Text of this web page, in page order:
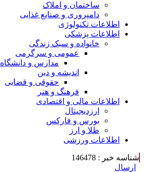
ساختمان و املاک
دامپروری و صنایع غذایی
اطلاعات تکنولوژی
اطلاعات پزشکی
خانواده و سبک زندگی
عمومی و سرگرمی
مدارس و دانشگاه
اندیشه و دین
حقوقی و قضایی
فرهنگ و هنر
اطلاعات مالی و اقتصادی
ارزدیجیتال
بورس و فارکس
طلا و ارز
اطلاعات ورزشی
شناسه خبر : 146478
ارسال